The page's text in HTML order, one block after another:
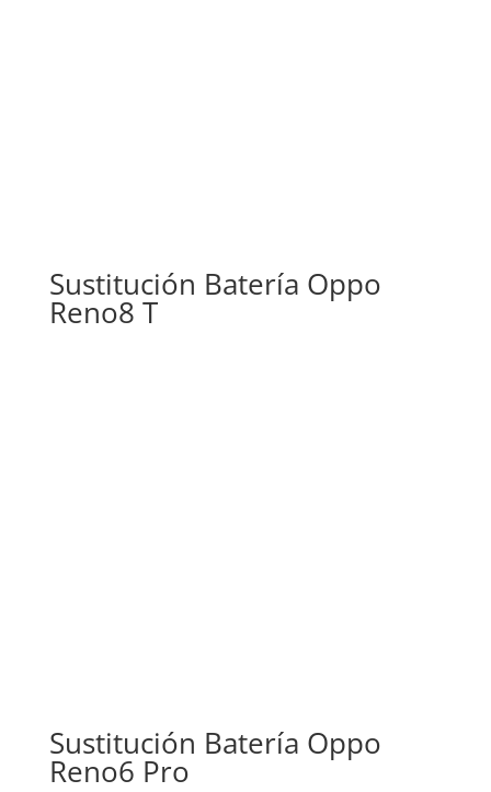
Sustitución Batería Oppo
Reno8 T
Sustitución Batería Oppo
Reno6 Pro